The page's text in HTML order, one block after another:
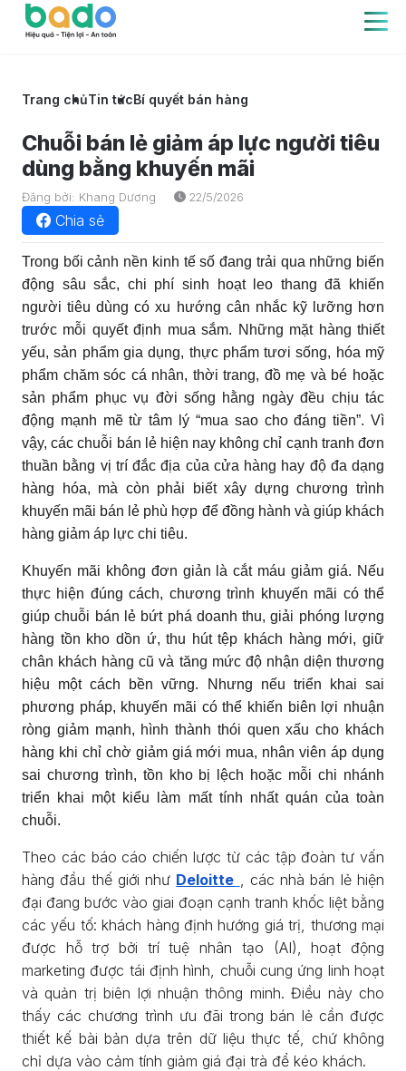
Trang chủTin tứcBí quyết bán hàng
Chuỗi bán lẻ giảm áp lực người tiêu
dùng bằng khuyến mãi
Đăng bởi: Khang Dương 22/5/2026
Chia sẻ
Trong bối cảnh nền kinh tế số đang trải qua những biến
động sâu sắc, chi phí sinh hoạt leo thang đã khiến
người tiêu dùng có xu hướng cân nhắc kỹ lưỡng hơn
trước mỗi quyết định mua sắm. Những mặt hàng thiết
yếu, sản phẩm gia dụng, thực phẩm tươi sống, hóa mỹ
phẩm chăm sóc cá nhân, thời trang, đồ mẹ và bé hoặc
sản phẩm phục vụ đời sống hằng ngày đều chịu tác
động mạnh mẽ từ tâm lý “mua sao cho đáng tiền”. Vì
vậy, các chuỗi bán lẻ hiện nay không chỉ cạnh tranh đơn
thuần bằng vị trí đắc địa của cửa hàng hay độ đa dạng
hàng hóa, mà còn phải biết xây dựng chương trình
khuyến mãi bán lẻ phù hợp để đồng hành và giúp khách
hàng giảm áp lực chi tiêu.
Khuyến mãi không đơn giản là cắt máu giảm giá. Nếu
thực hiện đúng cách, chương trình khuyến mãi có thể
giúp chuỗi bán lẻ bứt phá doanh thu, giải phóng lượng
hàng tồn kho dồn ứ, thu hút tệp khách hàng mới, giữ
chân khách hàng cũ và tăng mức độ nhận diện thương
hiệu một cách bền vững. Nhưng nếu triển khai sai
phương pháp, khuyến mãi có thể khiến biên lợi nhuận
ròng giảm mạnh, hình thành thói quen xấu cho khách
hàng khi chỉ chờ giảm giá mới mua, nhân viên áp dụng
sai chương trình, tồn kho bị lệch hoặc mỗi chi nhánh
triển khai một kiểu làm mất tính nhất quán của toàn
chuỗi.
Theo các báo cáo chiến lược từ các tập đoàn tư vấn
hàng đầu thế giới như Deloitte
, các nhà bán lẻ hiện
đại đang bước vào giai đoạn cạnh tranh khốc liệt bằng
các yếu tố: khách hàng định hướng giá trị, thương mại
được hỗ trợ bởi trí tuệ nhân tạo (AI), hoạt động
marketing được tái định hình, chuỗi cung ứng linh hoạt
và quản trị biên lợi nhuận thông minh. Điều này cho
thấy các chương trình ưu đãi trong bán lẻ cần được
thiết kế bài bản dựa trên dữ liệu thực tế, chứ không
chỉ dựa vào cảm tính giảm giá đại trà để kéo khách.